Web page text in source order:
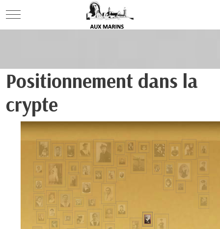
Mobile Menu Toggle
Positionnement dans la
crypte